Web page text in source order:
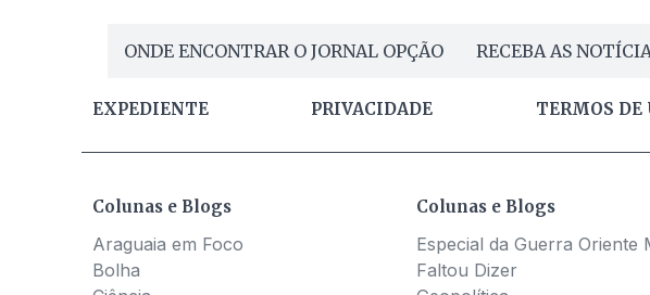
ONDE ENCONTRAR O JORNAL OPÇÃO RECEBA AS
EXPEDIENTE PRIVACIDADE TERMOS DE
Colunas e Blogs
Araguaia em Foco
Bolha
Colunas e Blogs
Especial da Guerra Oriente
Faltou Dizer